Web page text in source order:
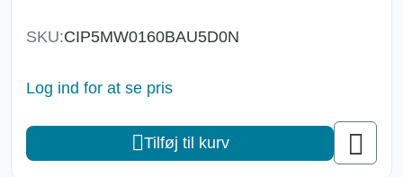
SKU:CIP5MW0160BAU5D0N
Log ind for at se pris
Tilføj til kurv